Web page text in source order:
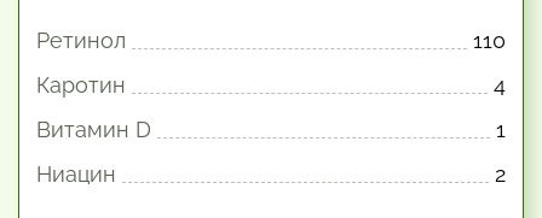
Ретинол
110
Каротин
4
Витамин D
1
Ниацин
2